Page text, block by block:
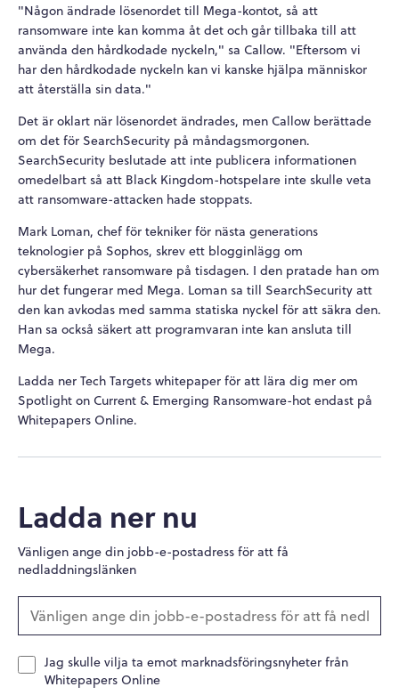
"Någon ändrade lösenordet till Mega-kontot, så att
ransomware inte kan komma åt det och går tillbaka till att
använda den hårdkodade nyckeln," sa Callow. "Eftersom vi
har den hårdkodade nyckeln kan vi kanske hjälpa människor
att återställa sin data."
Det är oklart när lösenordet ändrades, men Callow berättade
om det för SearchSecurity på måndagsmorgonen.
SearchSecurity beslutade att inte publicera informationen
omedelbart så att Black Kingdom-hotspelare inte skulle veta
att ransomware-attacken hade stoppats.
Mark Loman, chef för tekniker för nästa generations
teknologier på Sophos, skrev ett blogginlägg om
cybersäkerhet ransomware på tisdagen. I den pratade han om
hur det fungerar med Mega. Loman sa till SearchSecurity att
den kan avkodas med samma statiska nyckel för att säkra den.
Han sa också säkert att programvaran inte kan ansluta till
Mega.
Ladda ner Tech Targets whitepaper för att lära dig mer om
Spotlight on Current & Emerging Ransomware-hot endast på
Whitepapers Online.
Ladda ner nu
Vänligen ange din jobb-e-postadress för att få
nedladdningslänken
Jag skulle vilja ta emot marknadsföringsnyheter från
Whitepapers Online